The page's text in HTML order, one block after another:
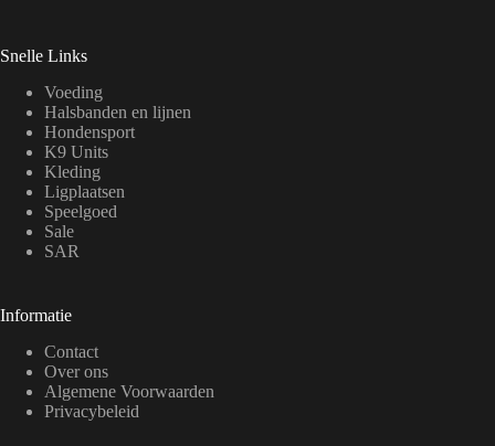
Snelle Links
Voeding
Halsbanden en lijnen
Hondensport
K9 Units
Kleding
Ligplaatsen
Speelgoed
Sale
SAR
Informatie
Contact
Over ons
Algemene Voorwaarden
Privacybeleid